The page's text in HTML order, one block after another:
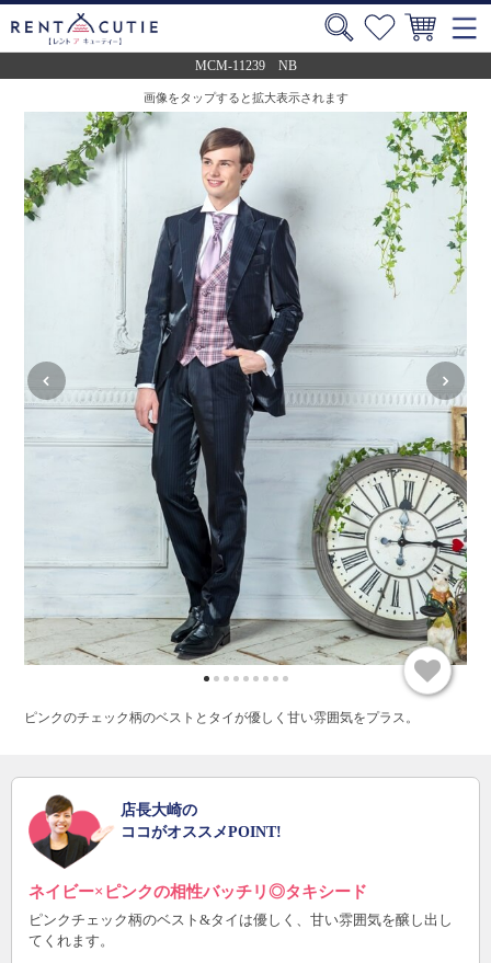
MCM-11239 NB
画像をタップすると拡大表示されます
ピンクのチェック柄のベストとタイが優しく甘い雰囲気をプラス。
店長大崎の
ココがオススメPOINT!
ネイビー×ピンクの相性バッチリ◎タキシード
ピンクチェック柄のベスト&タイは優しく、甘い雰囲気を醸し出し
てくれます。